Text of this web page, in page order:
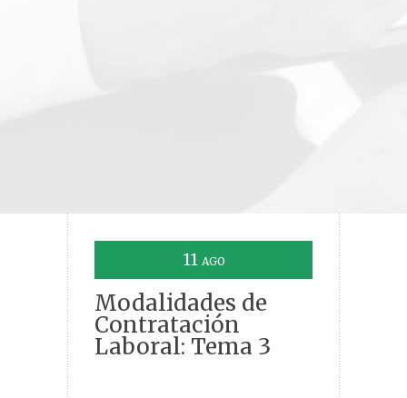
11 AGO
Modalidades de
Contratación
Laboral: Tema 3